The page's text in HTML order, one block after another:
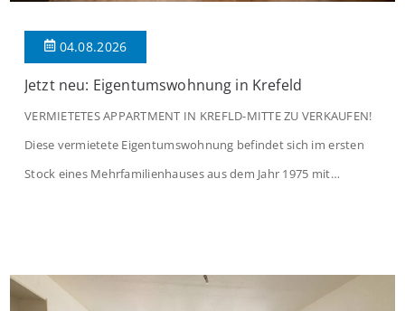
04.08.2026
Jetzt neu: Eigentumswohnung in Krefeld
VERMIETETES APPARTMENT IN KREFLD-MITTE ZU VERKAUFEN!
Diese vermietete Eigentumswohnung befindet sich im ersten
Stock eines Mehrfamilienhauses aus dem Jahr 1975 mit
praktischen Diele, welche ausreichend Platz für eine […]